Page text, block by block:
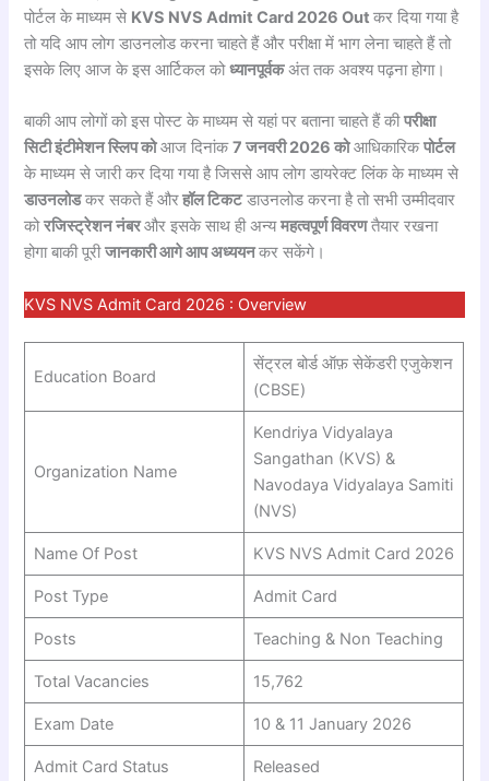
पोर्टल के माध्यम से KVS NVS Admit Card 2026 Outकर दिया गया है
तो यदि आप लोग डाउनलोड करना चाहते हैं और परीक्षा में भाग लेना चाहते हैं तो
इसके लिए आज के इस आर्टिकल कोध्यानपूर्वकअंत तक अवश्य पढ़ना होगा।
बाकी आप लोगों को इस पोस्ट के माध्यम से यहां पर बताना चाहते हैं कीपरीक्षा
सिटी इंटीमेशन स्लिप कोआज दिनांक7 जनवरी 2026 कोआधिकारिकपोर्टल
के माध्यम से जारी कर दिया गया है जिससे आप लोग डायरेक्ट लिंक के माध्यम से
डाउनलोडकर सकते हैं औरहॉल टिकटडाउनलोड करना है तो सभी उम्मीदवार
कोरजिस्ट्रेशन नंबरऔर इसके साथ ही अन्यमहत्वपूर्ण विवरणतैयार रखना
होगा बाकी पूरीजानकारी आगे आप अध्ययनकर सकेंगे।
KVS NVS Admit Card 2026 : Overview
Education Board
सेंट्रल बोर्ड ऑफ़ सेकेंडरी एजुकेशन
(CBSE)
Organization Name
Kendriya Vidyalaya
Sangathan (KVS) &
Navodaya Vidyalaya Samiti
(NVS)
Name Of Post KVS NVS Admit Card 2026
Post Type Admit Card
Posts Teaching & Non Teaching
Total Vacancies 15,762
Exam Date 10 & 11 January 2026
Admit Card Status Released